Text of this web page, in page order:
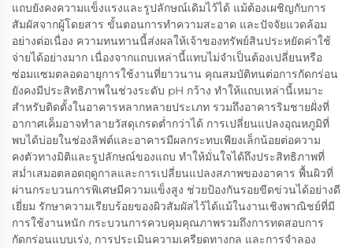
แถบยังคงความแข็งแรงและรูปลักษณ์เดิมไว้ได้ แม้ต้องเผชิญกับการ
สัมผัสจากผู้โดยสาร ขั้นตอนการทำความสะอาด และปัจจัยแวดล้อม
อย่างต่อเนื่อง ความทนทานนี้ส่งผลให้เจ้าของทรัพย์สินประหยัดค่าใช้
จ่ายได้อย่างมาก เนื่องจากแถบเหล่านี้แทบไม่จำเป็นต้องเปลี่ยนหรือ
ซ่อมแซมตลอดอายุการใช้งานที่ยาวนาน คุณสมบัติทนต่อการกัดกร่อน
ยังคงมีประสิทธิภาพในช่วงระดับ pH กว้าง ทำให้แถบเหล่านี้เหมาะ
สำหรับติดตั้งในอาคารหลากหลายประเภท รวมถึงอาคารริมชายฝั่งที่
อากาศเค็มอาจทำลายวัสดุเกรดต่ำกว่าได้ การเปลี่ยนแปลงอุณหภูมิที่
พบได้บ่อยในช่องลิฟต์และอาคารมีผลกระทบเพียงเล็กน้อยต่อความ
คงตัวทางมิติและรูปลักษณ์ของแถบ ทำให้มั่นใจได้ถึงประสิทธิภาพที่
สม่ำเสมอตลอดฤดูกาลและการเปลี่ยนแปลงสภาพของอาคาร พื้นผิวที่
ผ่านกระบวนการพิเศษมีความแข็งสูง ช่วยป้องกันรอยขีดข่วนได้อย่างดี
เยี่ยม รักษาความเรียบร้อยของผิวสัมผัสไว้ได้แม้ในงานเชิงพาณิชย์ที่มี
การใช้งานหนัก กระบวนการควบคุมคุณภาพรวมถึงการทดสอบการ
กัดกร่อนแบบเร่ง, การประเมินความเครียดทางกล และการจำลอง